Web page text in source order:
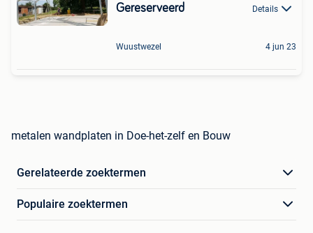
Gereserveerd Details
Wuustwezel 4 jun 23
metalen wandplaten in Doe-het-zelf en Bouw
Gerelateerde zoektermen
Populaire zoektermen